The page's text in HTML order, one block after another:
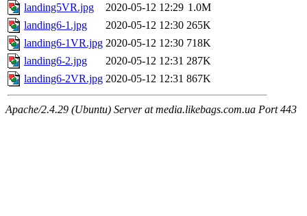
landing5VR.jpg
2020-05-12 12:29 1.0M
landing6-1.jpg
2020-05-12 12:30 265K
landing6-1VR.jpg 2020-05-12 12:30 718K
landing6-2.jpg
2020-05-12 12:31 287K
landing6-2VR.jpg 2020-05-12 12:31 867K
Apache/2.4.29 (Ubuntu) Server at media.likebags.com.ua Port 443